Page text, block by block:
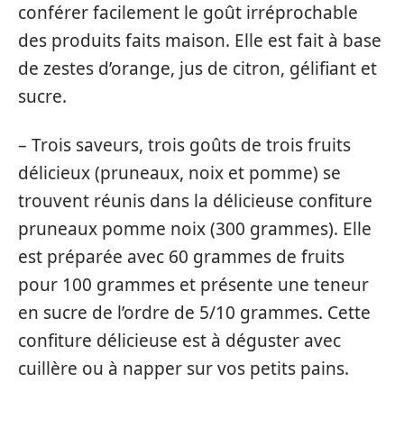
conférer facilement le goût irréprochable
des produits faits maison. Elle est fait à base
de zestes d’orange, jus de citron, gélifiant et
sucre.
– Trois saveurs, trois goûts de trois fruits
délicieux (pruneaux, noix et pomme) se
trouvent réunis dans la délicieuse confiture
pruneaux pomme noix (300 grammes). Elle
est préparée avec 60 grammes de fruits
pour 100 grammes et présente une teneur
en sucre de l’ordre de 5/10 grammes. Cette
confiture délicieuse est à déguster avec
cuillère ou à napper sur vos petits pains.